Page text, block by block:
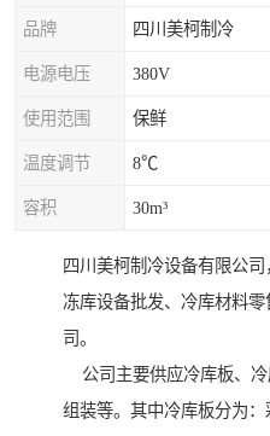
品牌 四川美柯制冷
电源电压 380V
使用范围 保鲜
温度调节 8℃
容积 30m³
四川美柯制冷设备有限公司
冻库设备批发、冷库材料
司。
公司主要供应冷库板、冷
组装等。其中冷库板分为